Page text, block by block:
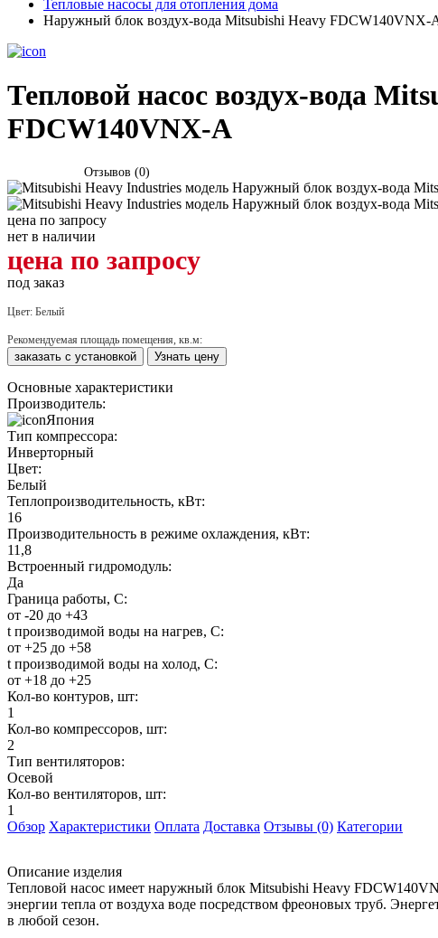
Тепловые насосы для отопления дома
Наружный блок воздух-вода Mitsubishi Heavy FDCW140VNX-
Тепловой насос воздух-вода
FDCW140VNX-A
Отзывов (0)
цена по запросу
нет в наличии
цена по запросу
под заказ
Цвет: Белый
Рекомендуемая площадь помещения, кв.м:
заказать с установкой Узнать цену
Основные характеристики
Производитель:
Япония
Тип компрессора:
Инверторный
Цвет:
Белый
Теплопроизводительность, кВт:
16
Производительность в режиме охлаждения, кВт:
11,8
Встроенный гидромодуль:
Да
Граница работы, С:
от -20 до +43
t производимой воды на нагрев, С:
от +25 до +58
t производимой воды на холод, С:
от +18 до +25
Кол-во контуров, шт:
1
Кол-во компрессоров, шт:
2
Тип вентиляторов:
Осевой
Кол-во вентиляторов, шт:
1
Обзор Характеристики Оплата Доставка Отзывы (0) Категории
Описание изделия
Тепловой насос имеет наружный блок Mitsubishi Heavy
энергии тепла от воздуха воде посредством фреоновых труб.
в любой сезон.